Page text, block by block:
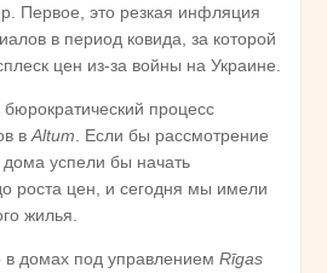
Первое, это резкая инфляция
в период ковида, за которой
цен из-за вой­ны на Украине.
процесс
в Altum . Если бы рассмотрение
успели бы начать
роста цен, и сегодня мы имели
жилья.
в домах под управлением Rīgas